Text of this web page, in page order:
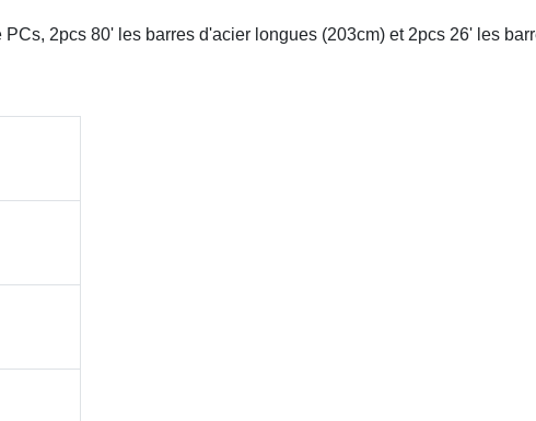
2pcs 80' les barres d'acier longues (203cm) et 2pcs 26' les